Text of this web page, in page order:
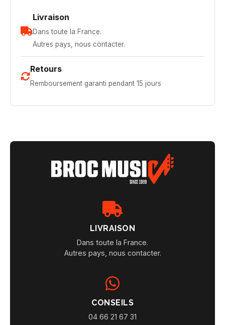
Livraison
Dans toute la France.
Autres pays, nous contacter.
Retours
Remboursement garanti pendant 15 jours
LIVRAISON
Dans toute la France.
Autres pays, nous contacter.
CONSEILS
04 66 21 67 31